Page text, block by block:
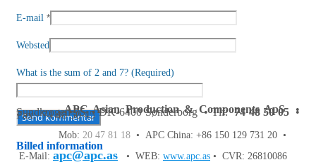
E-mail *
Websted
What is the sum of 2 and 7? (Required)
Billed information
APC Asian Production & Components ApS•
Sundkrogen 35 • DK-6400 Sønderborg • Tlf:74 48 50 05•
Fax: 74 48 50 45
Mob: 20 47 81 18 • APC China: +86 150 129 731 20 •
E-Mail: apc@apc.as • WEB: www.apc.as • CVR: 26810086